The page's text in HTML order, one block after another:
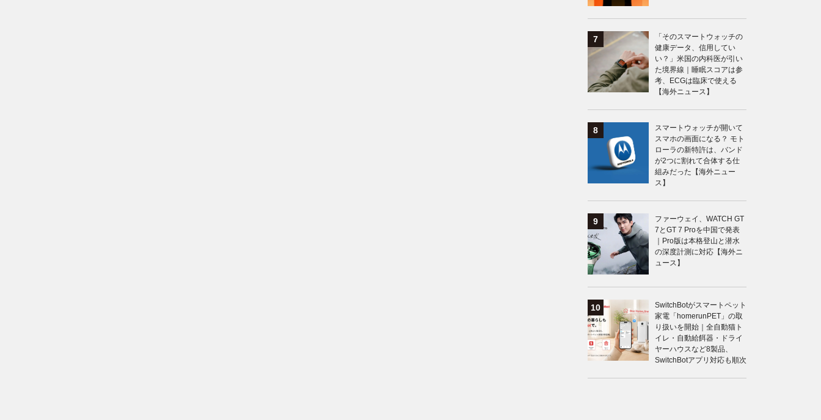
「そのスマートウォッチの
健康データ、信用してい
い？」米国の内科医が引い
た境界線｜睡眠スコアは参
考、ECGは臨床で使える
【海外ニュース】
スマートウォッチが開いて
スマホの画面になる？ モト
ローラの新特許は、バンド
が2つに割れて合体する仕
組みだった【海外ニュー
ス】
ファーウェイ、WATCH GT
7とGT 7 Proを中国で発表
｜Pro版は本格登山と潜水
の深度計測に対応【海外ニ
ュース】
SwitchBotがスマートペット
家電「homerunPET」の取
り扱いを開始｜全自動猫ト
イレ・自動給餌器・ドライ
ヤーハウスなど8製品、
SwitchBotアプリ対応も順次